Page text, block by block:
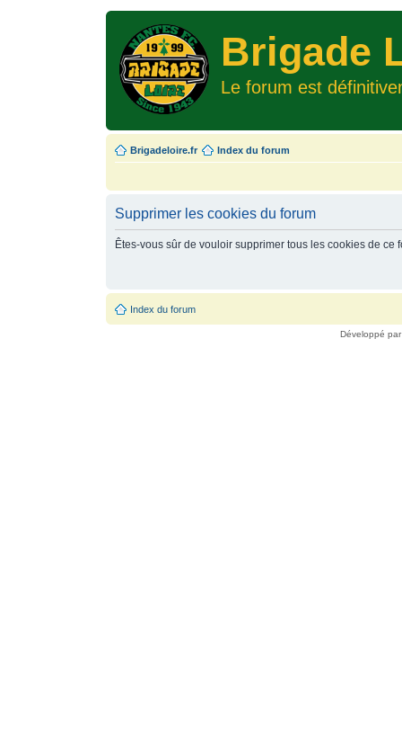
Brigade
Le forum est
Brigadeloire.fr Index du forum
Supprimer les cookies du forum
Êtes-vous sûr de vouloir supprimer tous les cookies de ce
Index du forum
Développé